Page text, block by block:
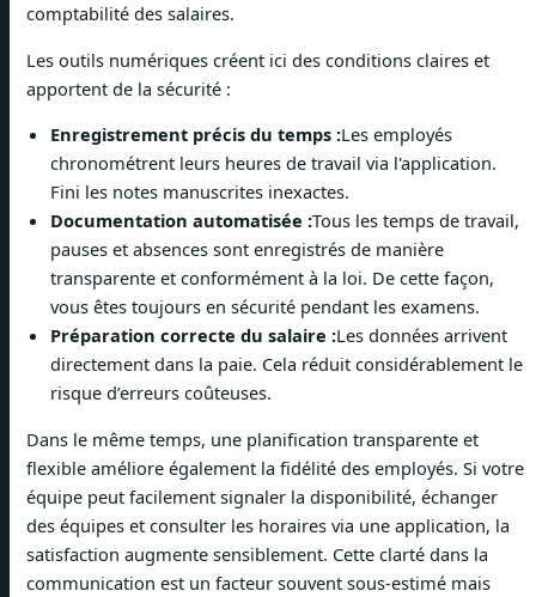
comptabilité des salaires.
Les outils numériques créent ici des conditions claires et
apportent de la sécurité :
Enregistrement précis du temps :Les employés
chronométrent leurs heures de travail via l'application.
Fini les notes manuscrites inexactes.
Documentation automatisée :Tous les temps de travail,
pauses et absences sont enregistrés de manière
transparente et conformément à la loi. De cette façon,
vous êtes toujours en sécurité pendant les examens.
Préparation correcte du salaire :Les données arrivent
directement dans la paie. Cela réduit considérablement le
risque d’erreurs coûteuses.
Dans le même temps, une planification transparente et
flexible améliore également la fidélité des employés. Si votre
équipe peut facilement signaler la disponibilité, échanger
des équipes et consulter les horaires via une application, la
satisfaction augmente sensiblement. Cette clarté dans la
communication est un facteur souvent sous-estimé mais